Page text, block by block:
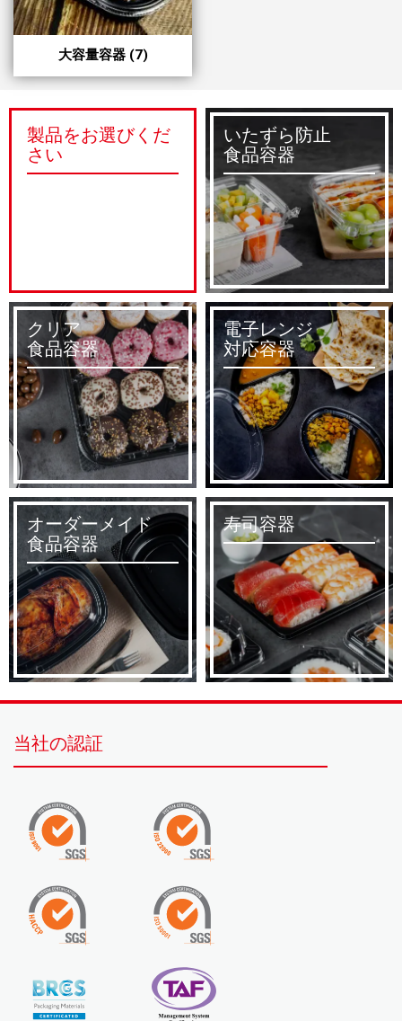
大容量容器 (7)
製品をお選びくだ
さい
いたずら防止
食品容器
クリア
食品容器
電子レンジ
対応容器
オーダーメイド
食品容器
寿司容器
当社の認証